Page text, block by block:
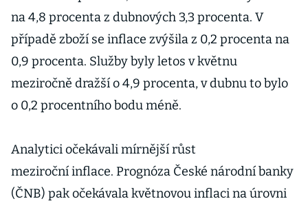
na 4,8 procenta z dubnových 3,3 procenta. V
případě zboží se inflace zvýšila z 0,2 procenta na
0,9 procenta. Služby byly letos v květnu
meziročně dražší o 4,9 procenta, v dubnu to bylo
o 0,2 procentního bodu méně.
Analytici očekávali mírnější růst
meziroční inflace. Prognóza České národní banky
(ČNB) pak očekávala květnovou inflaci na úrovni